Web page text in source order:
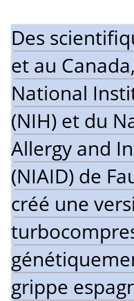
Des
et au
National
(NIH) et du
Allergy and
(NIAID) de
créé une
grippe